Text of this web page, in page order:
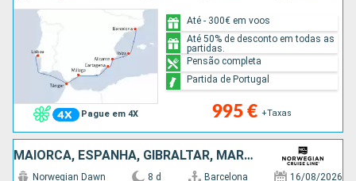
Pague em 4X 995 € +Taxas
Até - 300€ em voos
Até 50% de desconto em todas as
partidas.
Pensão completa
Partida de Portugal
MAIORCA, ESPANHA, GIBRALTAR, MARROCOS, PORTUGAL
Norwegian Dawn 8 d Barcelona 16/08/2026